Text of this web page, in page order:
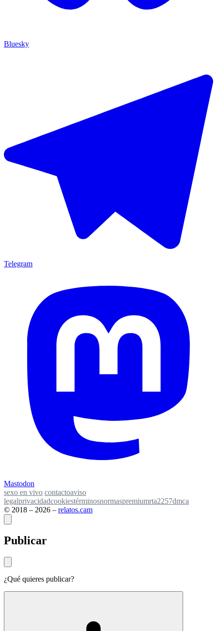
Bluesky
Telegram
Mastodon
sexo en vivo contactoaviso
legalprivacidadcookiestérminosnormaspremiumrta2257dmca
© 2018 – 2026 – relatos.cam
Publicar
¿Qué quieres publicar?